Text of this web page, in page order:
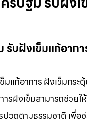
บฝังเข็มแก้อาก
แก้อาการ ฝังเข็มกร
รฝังเข็มสามารถช่วย
ปวดตามธรรมชาติ เพื่